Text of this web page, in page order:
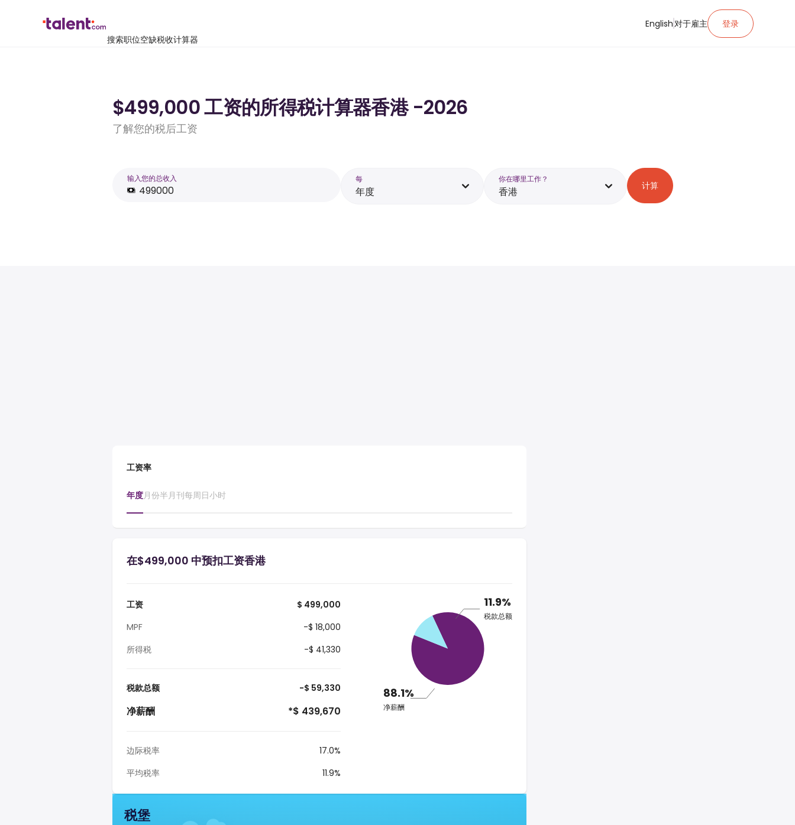
搜索职位空缺税收计算器
English对于雇主 登录
$499,000 工资的所得税计算器香港 -2026
了解您的税后工资
输入您的总收入 每
年度
你在哪里工作？
香港 计算
工资率
年度月份半月刊每周日小时
在$499,000 中预扣工资香港
工资
$ 499,000
MPF
-$ 18,000
所得税
-$ 41,330
税款总额 -$ 59,330
净薪酬 *$ 439,670
边际税率
17.0%
平均税率
11.9%
11.9%
税款总额
88.1%
净薪酬
税堡